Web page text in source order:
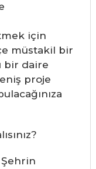
için
müstakil bir
bir daire
proje